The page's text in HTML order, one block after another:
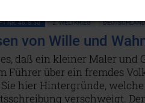
NR. 46, S.50 2. WELTKRIEG DEUTSCHLAND
von Wille und
daß ein kleiner Maler und
Führer über ein fremdes
hier Hintergründe,
verschweigt.